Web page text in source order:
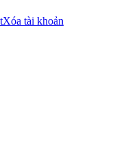
Xóa tài khoản